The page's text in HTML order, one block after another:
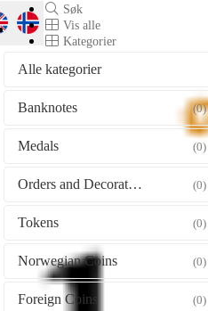
Søk
Vis alle
Kategorier
Alle kategorier
Banknotes (0)
Medals (0)
Orders and Decorations (0)
Tokens (0)
Norwegian Coins (0)
Foreign Coins (0)